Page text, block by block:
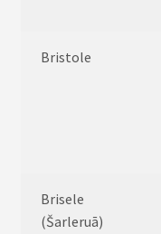
Bristole
Brisele
(Šarleruā)